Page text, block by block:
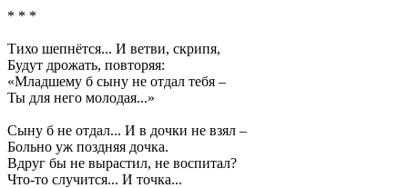
* * *
Тихо шепнётся... И ветви, скрипя,
Будут дрожать, повторяя:
«Младшему б сыну не отдал тебя –
Ты для него молодая...»
Сыну б не отдал... И в дочки не взял –
Больно уж поздняя дочка.
Вдруг бы не вырастил, не воспитал?
Что-то случится... И точка...